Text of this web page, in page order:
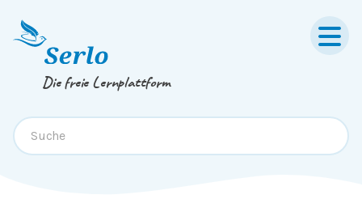
Springe zum
Die freie Lernplattform